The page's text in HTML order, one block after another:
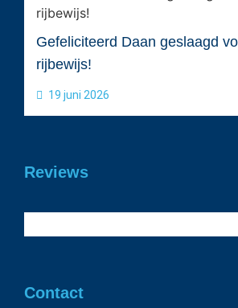
Gefeliciteerd Daan geslaagd
rijbewijs!
19 juni 2026
Reviews
Contact